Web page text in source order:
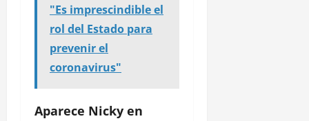
"Es imprescindible el
rol del Estado para
prevenir el
coronavirus"
Aparece Nicky en